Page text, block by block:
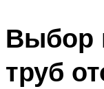
Выбор
труб